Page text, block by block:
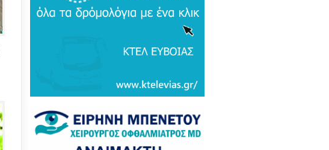
μπανανία του Μητσοτάκη, στο
κράτος δικαίου ο Εισαγγελέας του
Αρείου Πάγου θα έπρεπε να τιμωρηθεί
παραδειγματικά...»